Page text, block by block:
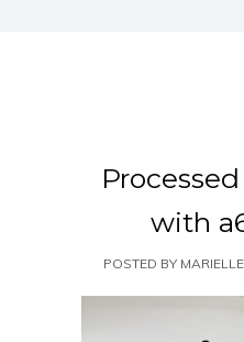
with
POSTED BY MARIELLE